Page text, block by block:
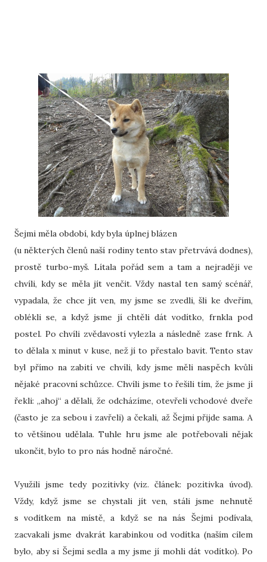
Šejmi měla období, kdy byla úplnej blázen
(u některých členů naší rodiny tento stav přetrvává dodnes),
prostě turbo-myš. Lítala pořád sem a tam a nejraději ve
chvíli, kdy se měla jít venčit. Vždy nastal ten samý scénář,
vypadala, že chce jít ven, my jsme se zvedli, šli ke dveřím,
oblékli se, a když jsme jí chtěli dát vodítko, frnkla pod
postel. Po chvíli zvědavostí vylezla a následně zase frnk. A
to dělala x minut v kuse, než jí to přestalo bavit. Tento stav
byl přímo na zabití ve chvíli, kdy jsme měli naspěch kvůli
nějaké pracovní schůzce. Chvíli jsme to řešili tím, že jsme jí
řekli: „ahoj“ a dělali, že odcházíme, otevřeli vchodové dveře
(často je za sebou i zavřeli) a čekali, až Šejmi přijde sama. A
to většinou udělala. Tuhle hru jsme ale potřebovali nějak
ukončit, bylo to pro nás hodně náročné.
Využili jsme tedy pozitivky (viz. článek: pozitivka úvod).
Vždy, když jsme se chystali jít ven, stáli jsme nehnutě
s vodítkem na místě, a když se na nás Šejmi podívala,
zacvakali jsme dvakrát karabinkou od vodítka (naším cílem
bylo, aby si Šejmi sedla a my jsme jí mohli dát vodítko). Po